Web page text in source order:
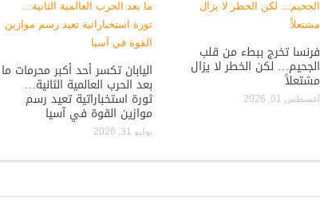
فرنسا تخرج ببطء من قلب
الجحيم… لكن الخطر لا يزال
مشتعلاً
أغسطس 01, 2026
اليابان تكسر أحد أكبر محرمات ما
بعد الحرب العالمية الثانية…
ثورة استخباراتية تعيد رسم
موازين القوة في آسيا
يوليو 31, 2026